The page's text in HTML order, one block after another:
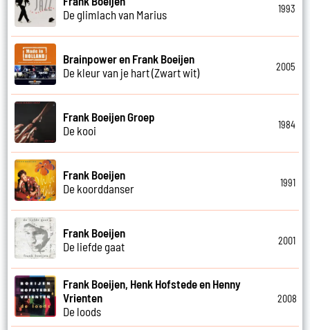
De glimlach van Marius
1993
Brainpower en Frank Boeijen
De kleur van je hart (Zwart wit)
2005
Frank Boeijen Groep
De kooi
1984
Frank Boeijen
De koorddanser
1991
Frank Boeijen
De liefde gaat
2001
Frank Boeijen, Henk Hofstede en Henny
Vrienten
De loods
2008